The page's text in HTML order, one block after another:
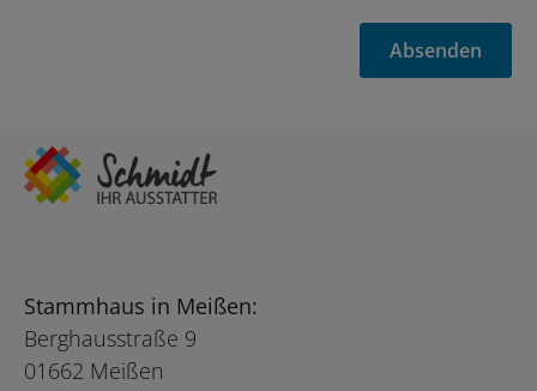
Absenden
Stammhaus in Meißen:
Berghausstraße 9
01662 Meißen